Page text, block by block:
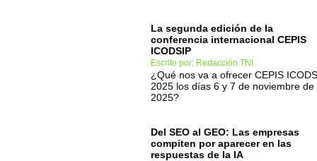
La segunda edición de la
conferencia internacional CEPIS
ICODSIP
Escrito por: Redacción TNI
¿Qué nos va a ofrecer CEPIS
2025 los días 6 y 7 de noviembre de
2025?
Del SEO al GEO: Las empresas
compiten por aparecer en las
respuestas de la IA